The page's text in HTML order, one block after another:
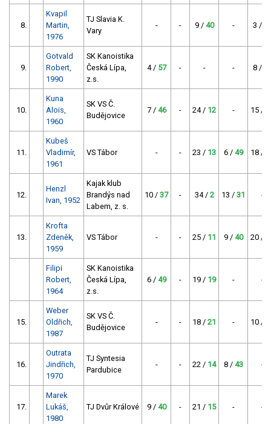
8.
Kvapil
Martin,
1976
TJ Slavia K.
Vary
- - 9 / 40 - 3 /
9.
Gotvald
Robert,
1990
SK Kanoistika
Česká Lípa,
z.s.
4 / 57 - - - 8 /
10.
Kuna
Alois,
1960
SK VS Č.
Budějovice
7 / 46 - 24 / 12 - 15 /
11.
Kubeš
Vladimír,
1961
VS Tábor - - 23 / 13 6 / 49 18 /
12.
Henzl
Ivan, 1952
Kajak klub
Brandýs nad
Labem, z. s.
10 / 37 - 34 / 2 13 / 31 -
13.
Krofta
Zdeněk,
1959
VS Tábor - - 25 / 11 9 / 40 20 /
Filipi
Robert,
1964
SK Kanoistika
Česká Lípa,
z.s.
6 / 49 - 19 / 19 - -
15.
Weber
Oldřich,
1987
SK VS Č.
Budějovice
- - 18 / 21 - 10 /
16.
Outrata
Jindřich,
1970
TJ Syntesia
Pardubice
- - 22 / 14 8 / 43 -
17.
Marek
Lukáš,
1980
TJ Dvůr Králové 9 / 40 - 21 / 15 - -